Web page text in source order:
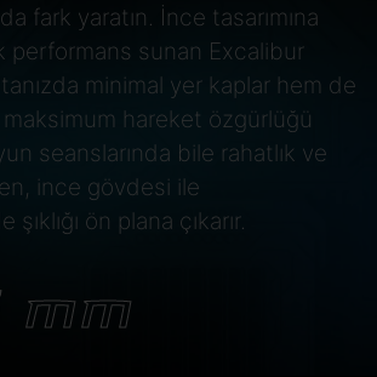
fark yaratın. İnce tasarımına
performans sunan Excalibur
minimal yer kaplar hem de
maksimum hareket özgürlüğü
seanslarında bile rahatlık ve
ince gövdesi ile
ön plana çıkarır.
MM